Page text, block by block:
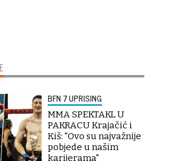
BFN 7 UPRISING
MMA SPEKTAKL U
PAKRACU Krajačić i
Kiš: "Ovo su najvažnije
pobjede u našim
karijerama"